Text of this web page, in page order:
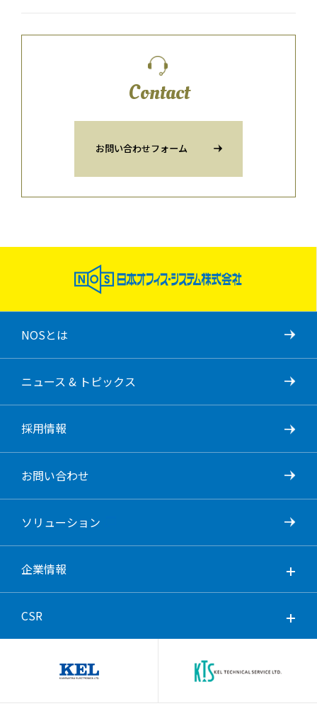
Contact
お問い合わせフォーム
NOSとは
ニュース & トピックス
採用情報
お問い合わせ
ソリューション
企業情報
CSR